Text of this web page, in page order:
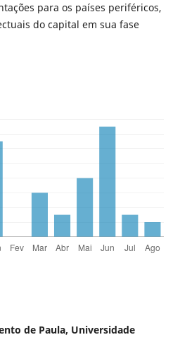
para os países periféricos,
do capital em sua fase
de Paula, Universidade